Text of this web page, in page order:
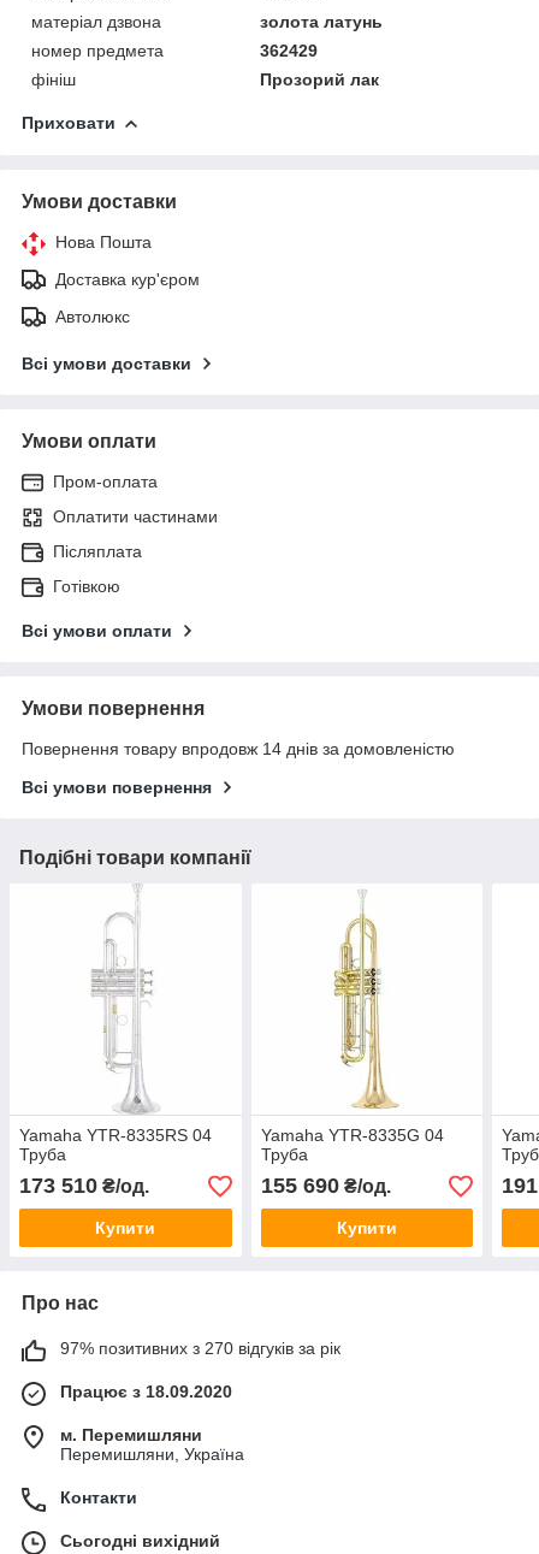
матеріал дзвона
золота латунь
номер предмета
362429
фініш
Прозорий лак
Приховати
Умови доставки
Нова Пошта
Доставка кур'єром
Автолюкс
Всі умови доставки
Умови оплати
Пром-оплата
Оплатити частинами
Післяплата
Готівкою
Всі умови оплати
Умови повернення
Повернення товару впродовж 14 днів за домовленістю
Всі умови повернення
Подібні товари компанії
Yamaha YTR-8335RS 04
Труба
173 510 ₴/од.
Купити
Yamaha YTR-8335G 04
Труба
155 690₴/од.
Купити
Про нас
97% позитивних з 270 відгуків за рік
Працює з 18.09.2020
м. Перемишляни
Перемишляни, Україна
Контакти
Сьогодні вихідний